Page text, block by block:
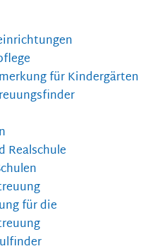
für Kindergärten
Realschule
für die